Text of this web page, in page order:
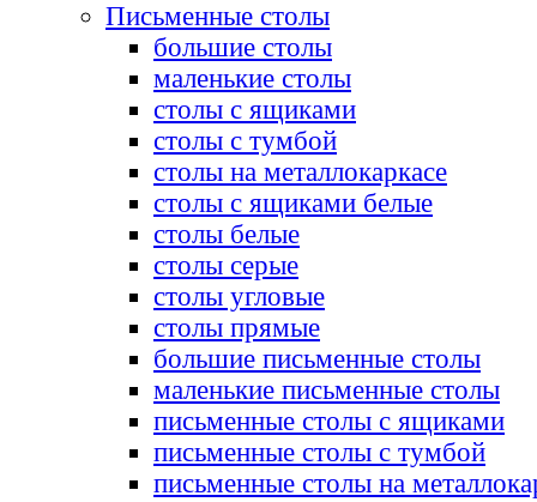
Письменные столы
большие столы
маленькие столы
столы с ящиками
столы с тумбой
столы на металлокаркасе
столы с ящиками белые
столы белые
столы серые
столы угловые
столы прямые
большие письменные столы
маленькие письменные столы
письменные столы с ящиками
письменные столы с тумбой
письменные столы на